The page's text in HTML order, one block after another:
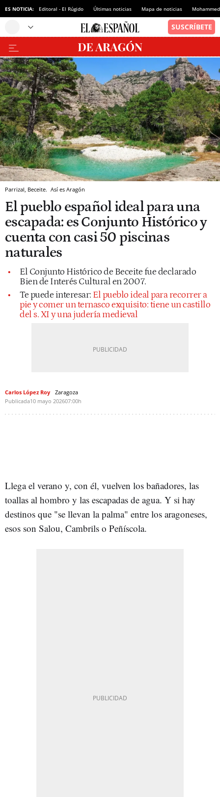
ES NOTICIA: Editoral - El Rúgido Últimas noticias Mapa de noticias
Parrizal, Beceite. Así es Aragón
El pueblo español ideal para una
escapada: es Conjunto Histórico y
cuenta con casi 50 piscinas
naturales
El Conjunto Histórico de Beceite fue declarado
Bien de Interés Cultural en 2007.
Te puede interesar: El pueblo ideal para recorrer a
pie y comer un ternasco exquisito: tiene un castillo
del s. XI y una judería medieval
Carlos López Roy
Zaragoza
Publicada10 mayo 202607:00h
Llega el verano y, con él, vuelven los bañadores, las
toallas al hombro y las escapadas de agua. Y si hay
destinos que "se llevan la palma" entre los aragoneses,
esos son Salou, Cambrils o Peñíscola.